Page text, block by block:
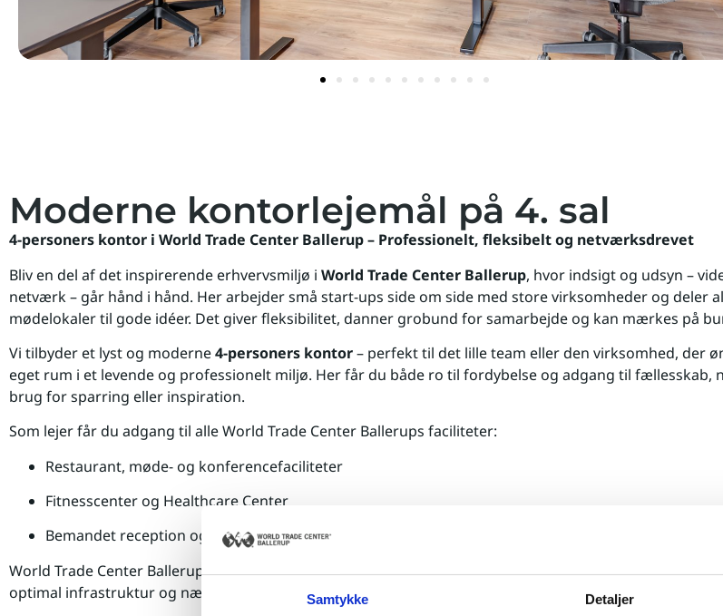
Samtykke Detaljer
Moderne kontorlejemål på 4. sal
4-personers kontor i World Trade Center Ballerup – Professionelt, fleksibelt og netværksdrevet
Bliv en del af det inspirerende erhvervsmiljø i World Trade Center Ballerup, hvor indsigt og udsyn –
netværk – går hånd i hånd. Her arbejder små start-ups side om side med store virksomheder og deler
mødelokaler til gode idéer. Det giver fleksibilitet, danner grobund for samarbejde og kan mærkes på
Vi tilbyder et lyst og moderne4-personers kontor– perfekt til det lille team eller den virksomhed, der
eget rum i et levende og professionelt miljø. Her får du både ro til fordybelse og adgang til fællesskab,
brug for sparring eller inspiration.
Som lejer får du adgang til alle World Trade Center Ballerups faciliteter:
Restaurant, møde- og konferencefaciliteter
Fitnesscenter og Healthcare Center
Bemandet reception og professionel virksomhedsadresse
World Trade Center Ballerup rummer over 38.000 m² og er placeret i et af Danmarks største
optimal infrastruktur og nærhed til både by og motorvej.